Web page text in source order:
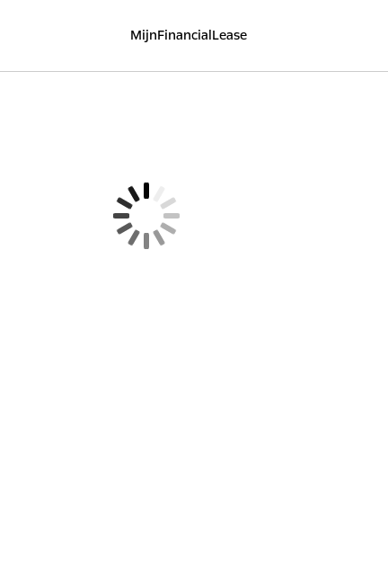
MijnFinancialLease